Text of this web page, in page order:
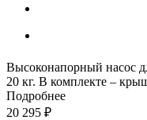
Высоконапорный насос
20 кг. В комплекте –
Подробнее
20 295 ₽